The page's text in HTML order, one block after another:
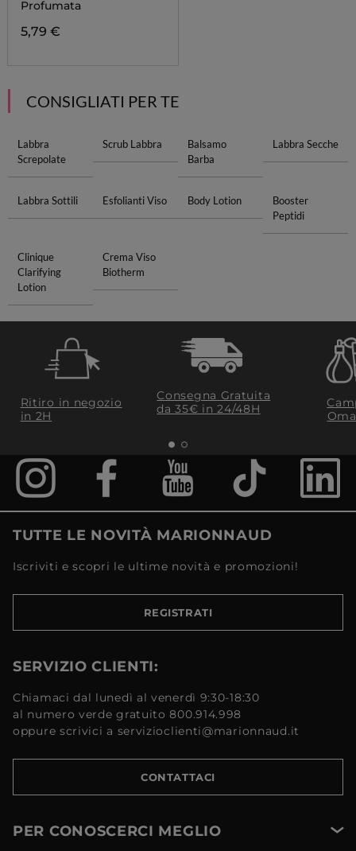
Profumata
5,79 €
CONSIGLIATI PER TE
Labbra
Screpolate
Scrub Labbra
Balsamo
Barba
Labbra Secche
Labbra Sottili Esfolianti Viso Body Lotion
Booster
Peptidi
Clinique
Clarifying
Lotion
Crema Viso
Biotherm
Ritiro in negozio
in 2H
Consegna Gratuita
da 35€​ in 24/48H
TUTTE LE NOVITÀ MARIONNAUD
Iscriviti e scopri le ultime novità e promozioni!
REGISTRATI
SERVIZIO CLIENTI:
Chiamaci dal lunedì al venerdì 9:30-18:30
al numero verde gratuito 800.914.998
oppure scrivici a servizioclienti@marionnaud.it
CONTATTACI
PER CONOSCERCI MEGLIO